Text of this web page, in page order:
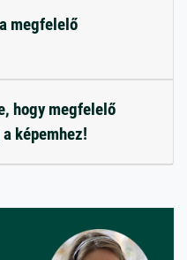
megfelelő
hogy megfelelő
képemhez!